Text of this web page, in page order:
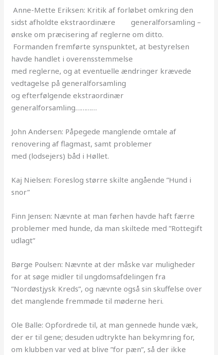
Anne-Mette Eriksen: Kritik af forløbet omkring den
sidst afholdte ekstraordinære generalforsamling –
ønske om præcisering af reglerne om ditto.
Formanden fremførte synspunktet, at bestyrelsen
havde handlet i overensstemmelse
med reglerne, og at eventuelle ændringer krævede
vedtagelse på generalforsamling
og efterfølgende ekstraordinær
generalforsamling…………
John Andersen: Påpegede manglende omtale af
renovering af flagmast, samt problemer
med (lodsejers) båd i Høllet.
Kaj Nielsen: Foreslog større skilte angående ”Hund i
snor”
Finn Jensen: Nævnte at man førhen havde haft færre
problemer med hunde, da man skiltede med ”Rottegift
udlagt”
Børge Poulsen: Nævnte at der måske var muligheder
for at søge midler til ungdomsafdelingen fra
”Nordøstjysk Kreds”, og nævnte også sin skuffelse over
det manglende fremmøde til møderne heri.
Ole Balle: Opfordrede til, at man gennede hunde væk,
der er til gene; desuden udtrykte han bekymring for,
om klubben var ved at blive ”for pæn”, så der ikke